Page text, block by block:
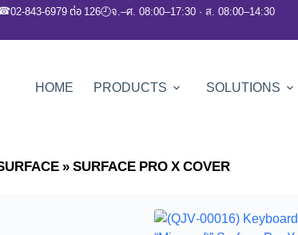
02-843-6979 ต่อ 126🕘จ.–ศ. 08:00–17:30 · ส. 08:00–14:30
HOME PRODUCTS SOLUTIONS
»SURFACE PRO X COVER